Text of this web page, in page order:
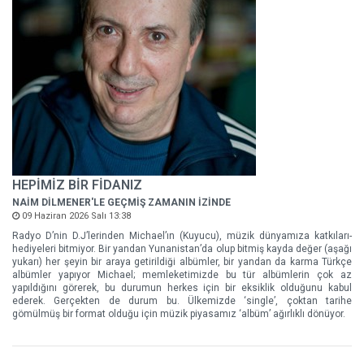
HEPİMİZ BİR FİDANIZ
NAİM DİLMENER'LE GEÇMİŞ ZAMANIN İZİNDE
09 Haziran 2026 Salı 13:38
Radyo D’nin D.J’lerinden Michael’ın (Kuyucu), müzik dünyamıza katkıları-
hediyeleri bitmiyor. Bir yandan Yunanistan’da olup bitmiş kayda değer (aşağı
yukarı) her şeyin bir araya getirildiği albümler, bir yandan da karma Türkçe
albümler yapıyor Michael; memleketimizde bu tür albümlerin çok az
yapıldığını görerek, bu durumun herkes için bir eksiklik olduğunu kabul
ederek. Gerçekten de durum bu. Ülkemizde ‘single’, çoktan tarihe
gömülmüş bir format olduğu için müzik piyasamız ‘albüm’ ağırlıklı dönüyor.